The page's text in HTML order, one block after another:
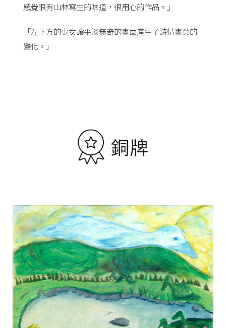
感覺很有山林寫生的味道，很用心的作品。」
「左下方的少女讓平淡無奇的畫面產生了詩情畫意的
變化。」